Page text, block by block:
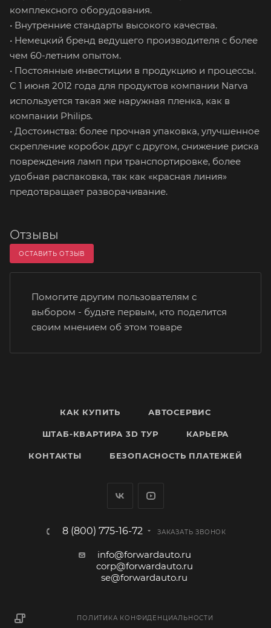
комплексного оборудования.
• Внутренние стандарты высокого качества.
• Немецкий бренд ведущего производителя с более
чем 60-летним опытом.
• Постоянные инвестиции в продукцию и процессы.
С 1 июня 2012 года для продуктов компании Narva
используется такая же наружная пленка, как в
компании Philips.
• Достоинства: более прочная упаковка, улучшенное
скрепление коробок друг с другом, снижение риска
повреждения ламп при транспортировке, более
удобная распаковка, так как «красная линия»
предотвращает разворачивание.
Отзывы
ОСТАВИТЬ ОТЗЫВ
Помогите другим пользователям с
выбором - будьте первым, кто поделится
своим мнением об этом товаре
КАК КУПИТЬ АВТОСЕРВИС
ШТАБ-КВАРТИРА 3D ТУР КАРЬЕРА
КОНТАКТЫ БЕЗОПАСНОСТЬ ПЛАТЕЖЕЙ
8 (800) 775-16-72 ЗАКАЗАТЬ ЗВОНОК
info@forwardauto.ru
corp@forwardauto.ru
se@forwardauto.ru
ПОЛИТИКА КОНФИДЕНЦИАЛЬНОСТИ